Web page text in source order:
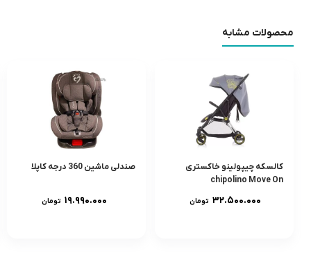
محصولات مشابه
کالسکه چیپولینو خاکستری
chipolino Move On
۳۲.۵۰۰.۰۰۰ تومان
صندلی ماشین 360 درجه کاپلا
۱۹.۹۹۰.۰۰۰ تومان